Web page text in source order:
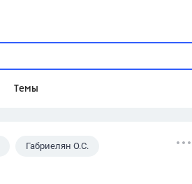
Темы
Домашнее задание
Габриелян О.С.